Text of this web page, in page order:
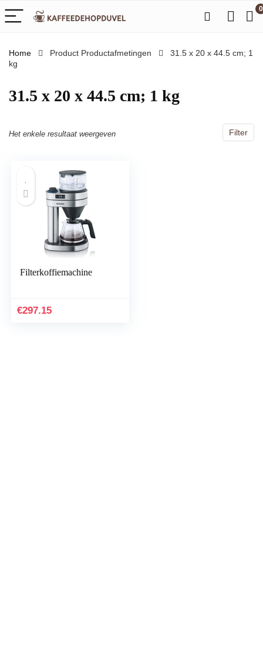
0
Home Product Productafmetingen
‎31.5 x 20 x 44.5 cm; 1
kg
‎31.5 x 20 x 44.5 cm; 1 kg
Filter
Het enkele resultaat weergeven
Filterkoffiemachine
€297.15